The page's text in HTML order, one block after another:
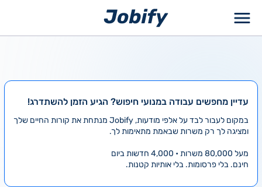
עדיין מחפשים עבודה במנועי חיפוש? הגיע הזמן להשתדרג!
במקום לעבור לבד על אלפי מודעות, Jobify מנתחת את קורות החיים שלך
ומציגה לך רק משרות שבאמת מתאימות לך.
מעל 80,000 משרות • 4,000 חדשות ביום
חינם. בלי פרסומות. בלי אותיות קטנות.